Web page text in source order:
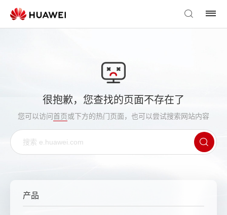
很抱歉，您查找的页面不存在了
您可以访问首页或下方的热门页面，也可以尝试搜索网站内容
产品